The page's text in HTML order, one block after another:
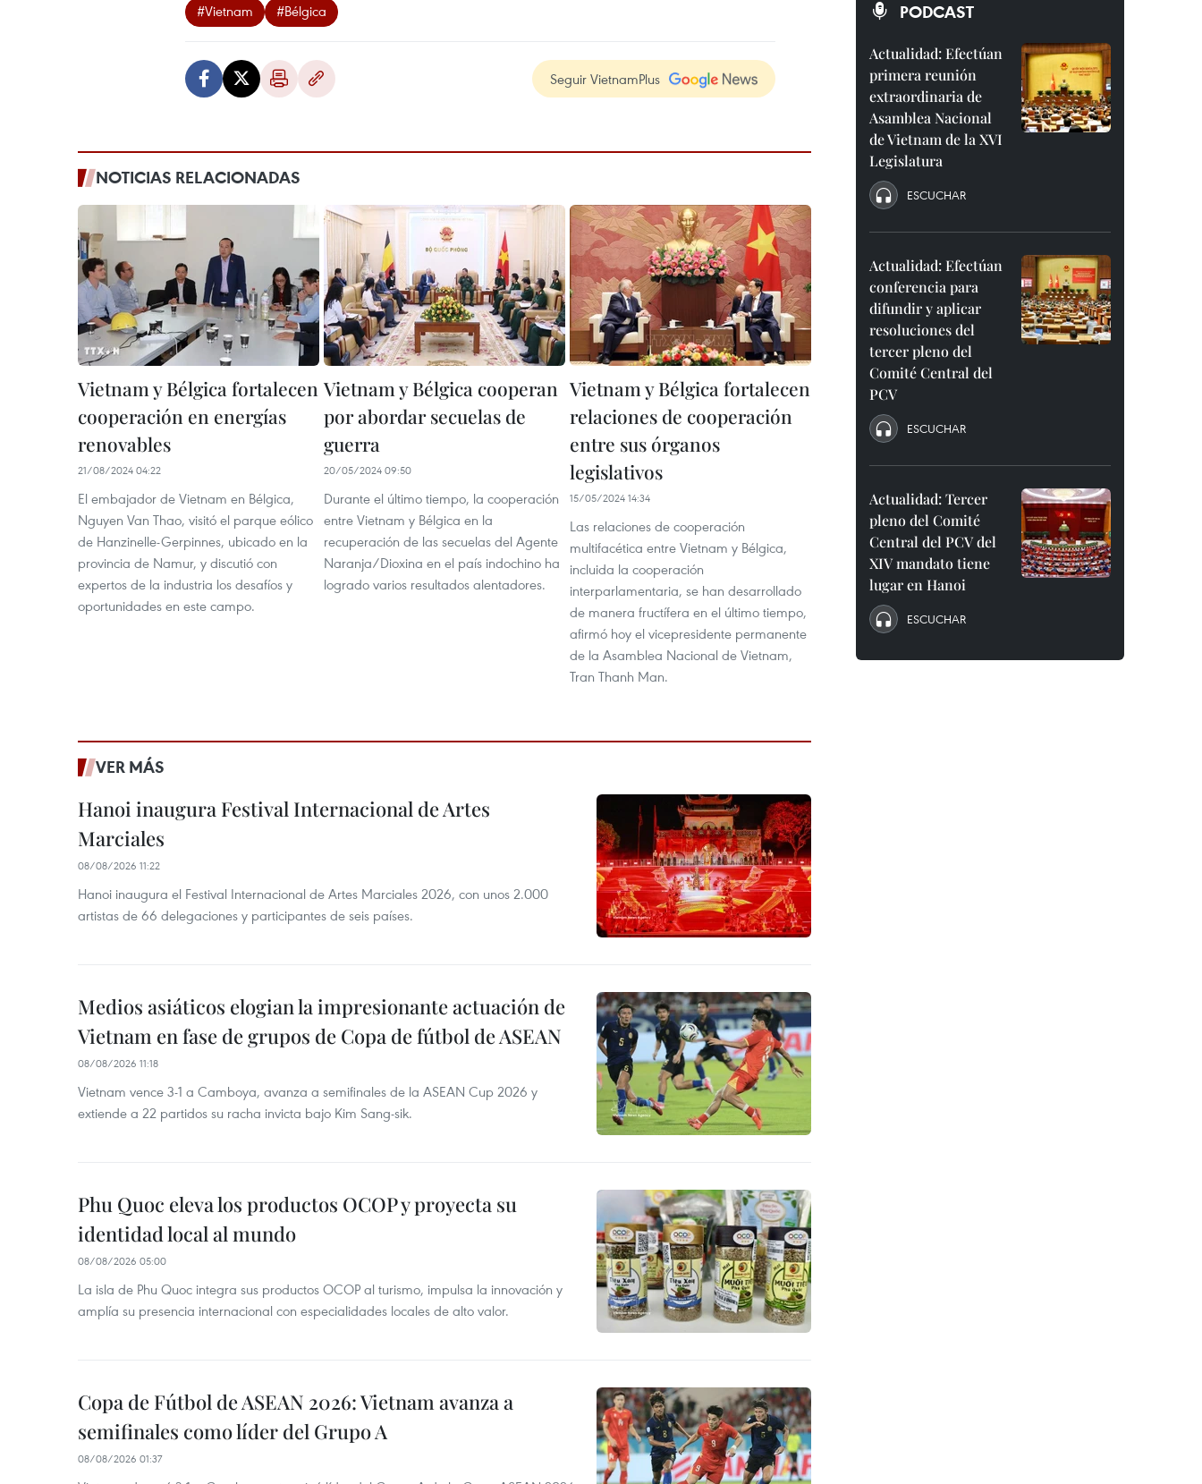
#Vietnam #Bélgica
Seguir VietnamPlus
NOTICIAS RELACIONADAS
Vietnam y Bélgica fortalecen
cooperación en energías
renovables
21/08/2024 04:22
El embajador de Vietnam en Bélgica,
Nguyen Van Thao, visitó el parque eólico
de Hanzinelle-Gerpinnes, ubicado en la
provincia de Namur, y discutió con
expertos de la industria los desafíos y
oportunidades en este campo.
Vietnam y Bélgica cooperan
por abordar secuelas de
guerra
20/05/2024 09:50
Durante el último tiempo, la cooperación
entre Vietnam y Bélgica en la
recuperación de las secuelas del Agente
Naranja/Dioxina en el país indochino ha
logrado varios resultados alentadores.
Vietnam y Bélgica fortalecen
relaciones de cooperación
entre sus órganos
legislativos
15/05/2024 14:34
Las relaciones de cooperación
multifacética entre Vietnam y Bélgica,
incluida la cooperación
interparlamentaria, se han desarrollado
de manera fructífera en el último tiempo,
afirmó hoy el vicepresidente permanente
de la Asamblea Nacional de Vietnam,
Tran Thanh Man.
VER MÁS
Hanoi inaugura Festival Internacional de Artes
Marciales
08/08/2026 11:22
Hanoi inaugura el Festival Internacional de Artes Marciales 2026, con unos 2.000
artistas de 66 delegaciones y participantes de seis países.
Medios asiáticos elogian la impresionante actuación de
Vietnam en fase de grupos de Copa de fútbol de ASEAN
08/08/2026 11:18
Vietnam vence 3-1 a Camboya, avanza a semifinales de la ASEAN Cup 2026 y
extiende a 22 partidos su racha invicta bajo Kim Sang-sik.
Phu Quoc eleva los productos OCOP y proyecta su
identidad local al mundo
08/08/2026 05:00
La isla de Phu Quoc integra sus productos OCOP al turismo, impulsa la innovación y
amplía su presencia internacional con especialidades locales de alto valor.
Copa de Fútbol de ASEAN 2026: Vietnam avanza a
semifinales como líder del Grupo A
08/08/2026 01:37
PODCAST
Actualidad: Efectúan
primera reunión
extraordinaria de
Asamblea Nacional
de Vietnam de la XVI
Legislatura
ESCUCHAR
Actualidad: Efectúan
conferencia para
difundir y aplicar
resoluciones del
tercer pleno del
Comité Central del
PCV
ESCUCHAR
Actualidad: Tercer
pleno del Comité
Central del PCV del
XIV mandato tiene
lugar en Hanoi
ESCUCHAR